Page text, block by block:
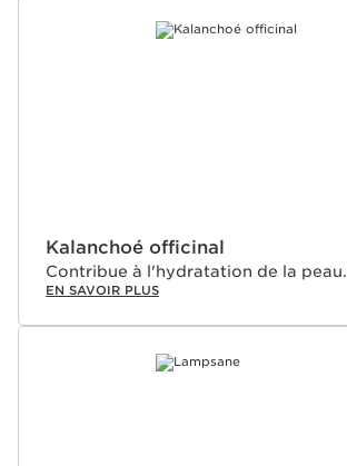
Kalanchoé officinal
Contribue à l'hydratation de la peau.
EN SAVOIR PLUS